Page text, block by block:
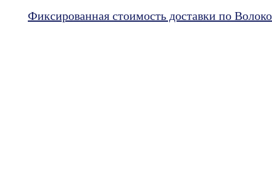
Фиксированная стоимость доставки по